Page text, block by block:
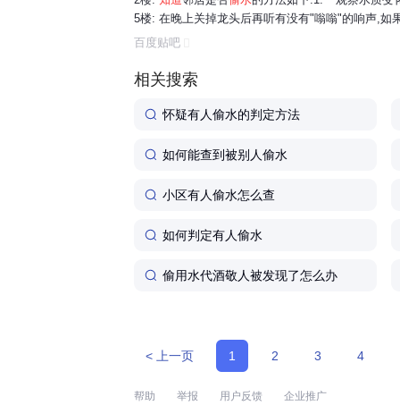
5楼: 在晚上关掉龙头后再听有没有"嗡嗡"的响声,如
百度贴吧
相关搜索
怀疑有人偷水的判定方法
如何能查到被别人偷水
小区有人偷水怎么查
如何判定有人偷水
偷用水代酒敬人被发现了怎么办
< 上一页 1 2 3 4
帮助 举报 用户反馈 企业推广